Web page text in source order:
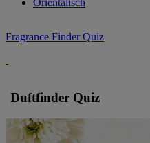
Orientalisch
Fragrance Finder Quiz
Duftfinder Quiz